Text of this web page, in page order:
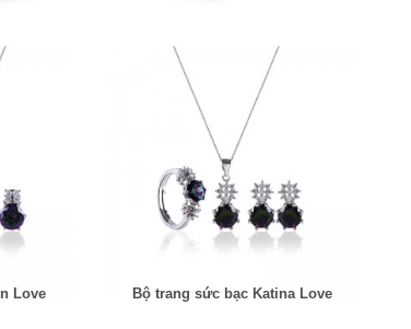
Love Bộ trang sức bạc Katina Love